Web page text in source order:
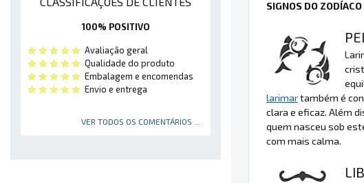
100% POSITIVO
Avaliação geral
Qualidade do produto
Embalagem e encomendas
Envio e entrega
VER TODOS OS COMENTÁRIOS ...
SIGNOS DO
larimartambém é
clara e eficaz. Além
quem nasceu sob
com mais calma.